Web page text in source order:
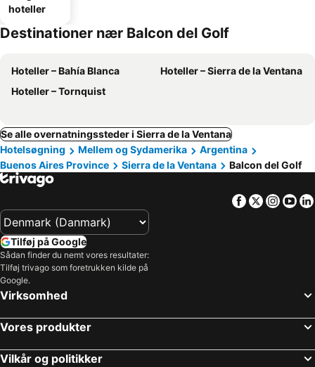
hoteller
Destinationer nær Balcon del Golf
Hoteller – Bahía Blanca
Hoteller – Sierra de la Ventana
Hoteller – Tornquist
Se alle overnatningssteder i Sierra de la Ventana
Hotelsøgning
Mellem og Sydamerika
Argentina
Buenos Aires Province
Sierra de la Ventana Balcon del Golf
Facebook
Twitter
Tilføj på Google
Sådan finder du nemt vores resultater:
Tilføj trivago som foretrukken kilde på
Google.
Virksomhed
Vores produkter
Vilkår og politikker